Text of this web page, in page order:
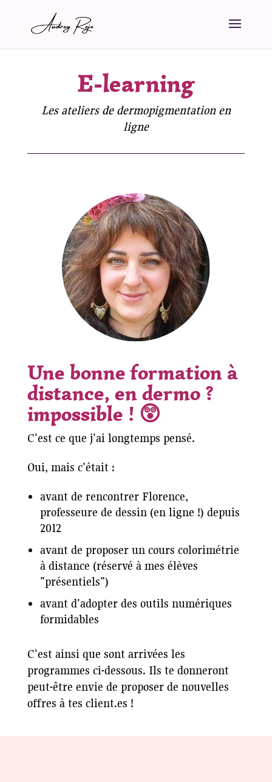
E-learning
Les ateliers de dermopigmentation en
ligne
Une bonne formation à
distance, en dermo ?
impossible ! 😲
C'est ce que j'ai longtemps pensé.
Oui, mais c'était :
avant de rencontrer Florence,
professeure de dessin (en ligne !) depuis
2012
avant de proposer un cours colorimétrie
à distance (réservé à mes élèves
"présentiels")
avant d'adopter des outils numériques
formidables
C'est ainsi que sont arrivées les
programmes ci-dessous. Ils te donneront
peut-être envie de proposer de nouvelles
offres à tes client.es !